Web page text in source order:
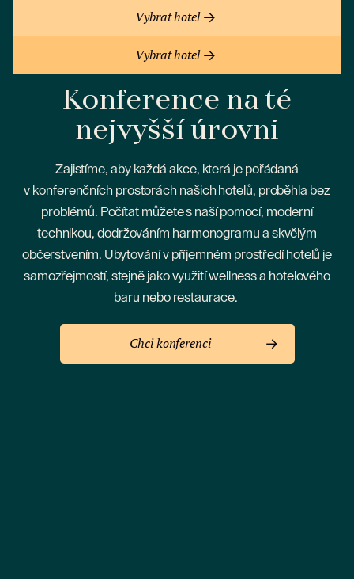
Vybrat hotel
Vybrat hotel
Konference na té
nejvyšší úrovni
Zajistíme, aby každá akce, která je pořádaná
v konferenčních prostorách našich hotelů, proběhla bez
problémů. Počítat můžete s naší pomocí, moderní
technikou, dodržováním harmonogramu a skvělým
občerstvením. Ubytování v příjemném prostředí hotelů je
samozřejmostí, stejně jako využití wellness a hotelového
baru nebo restaurace.
Chci konferenci